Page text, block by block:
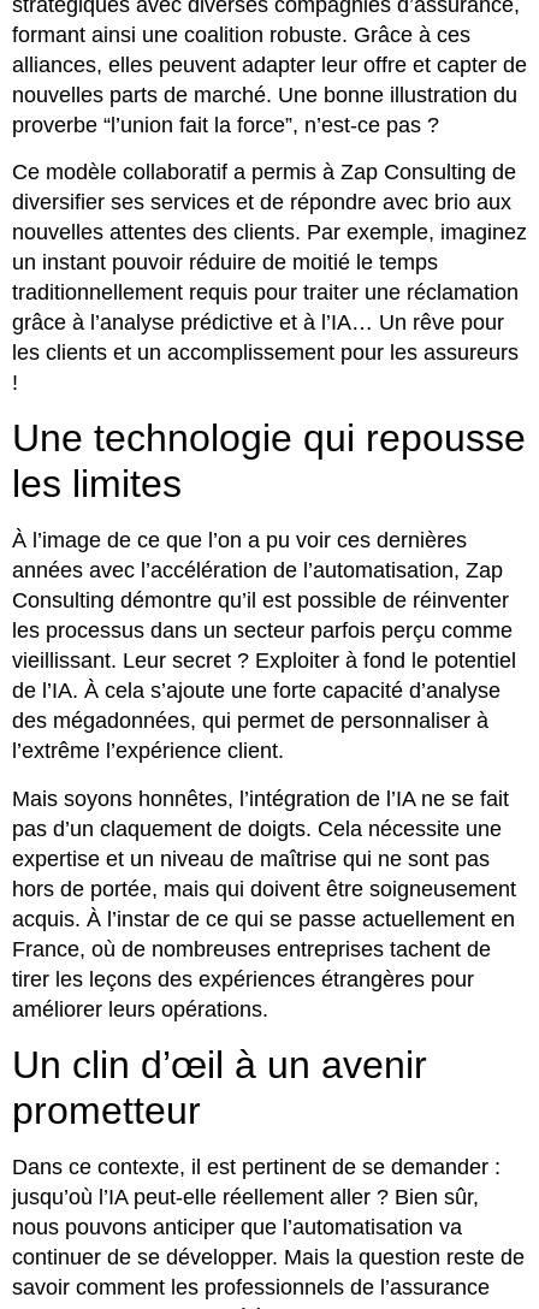
formant ainsi une coalition robuste. Grâce à ces
alliances, elles peuvent adapter leur offre et capter de
nouvelles parts de marché. Une bonne illustration du
proverbe “l’union fait la force”, n’est-ce pas ?
Ce modèle collaboratif a permis à Zap Consulting de
diversifier ses services et de répondre avec brio aux
nouvelles attentes des clients. Par exemple, imaginez
un instant pouvoir réduire de moitié le temps
traditionnellement requis pour traiter une réclamation
grâce à l’analyse prédictive et à l’IA… Un rêve pour
les clients et un accomplissement pour les assureurs
!
Une technologie qui repousse
les limites
À l’image de ce que l’on a pu voir ces dernières
années avec l’accélération de l’automatisation, Zap
Consulting démontre qu’il est possible de réinventer
les processus dans un secteur parfois perçu comme
vieillissant. Leur secret ? Exploiter à fond le potentiel
de l’IA. À cela s’ajoute une forte capacité d’analyse
des mégadonnées, qui permet de personnaliser à
l’extrême l’expérience client.
Mais soyons honnêtes, l’intégration de l’IA ne se fait
pas d’un claquement de doigts. Cela nécessite une
expertise et un niveau de maîtrise qui ne sont pas
hors de portée, mais qui doivent être soigneusement
acquis. À l’instar de ce qui se passe actuellement en
France, où de nombreuses entreprises tachent de
tirer les leçons des expériences étrangères pour
améliorer leurs opérations.
Un clin d’œil à un avenir
prometteur
Dans ce contexte, il est pertinent de se demander :
jusqu’où l’IA peut-elle réellement aller ? Bien sûr,
nous pouvons anticiper que l’automatisation va
continuer de se développer. Mais la question reste de
savoir comment les professionnels de l’assurance